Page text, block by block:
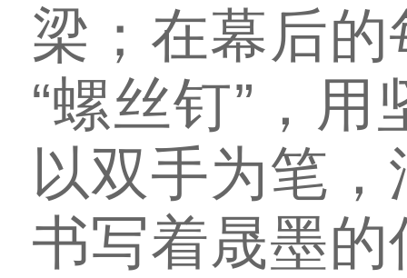
梁；在幕后
“螺丝钉”，
以双手为笔
书写着晟墨